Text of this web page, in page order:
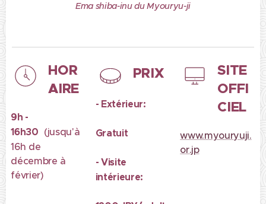
Ema shiba-inu du Myouryu-ji
HOR
AIRE
9h -
16h30 (jusqu'à
16h de
décembre à
février)
PRIX
- Extérieur:
Gratuit
- Visite
intérieure:
SITE
OFFI
CIEL
www.myouryuji.
or.jp